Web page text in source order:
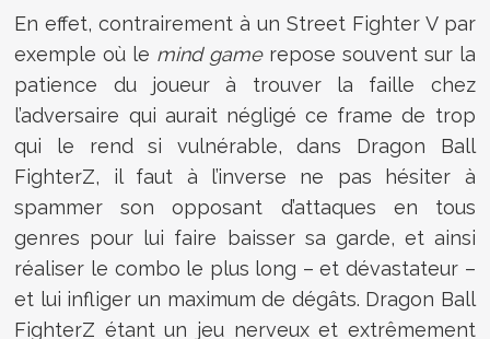
En effet, contrairement à un Street Fighter V par
exemple où le mind gamerepose souvent sur la
patience du joueur à trouver la faille chez
l’adversaire qui aurait négligé ce frame de trop
qui le rend si vulnérable, dans Dragon Ball
FighterZ, il faut à l’inverse ne pas hésiter à
spammer son opposant d’attaques en tous
genres pour lui faire baisser sa garde, et ainsi
réaliser le combo le plus long – et dévastateur –
et lui infliger un maximum de dégâts. Dragon Ball
FighterZ étant un jeu nerveux et extrêmement